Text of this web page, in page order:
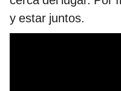
y estar juntos.